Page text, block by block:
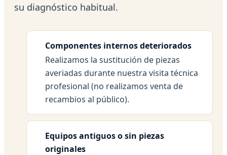
su diagnóstico habitual.
Componentes internos deteriorados
Realizamos la sustitución de piezas
averiadas durante nuestra visita técnica
profesional (no realizamos venta de
recambios al público).
Equipos antiguos o sin piezas
originales